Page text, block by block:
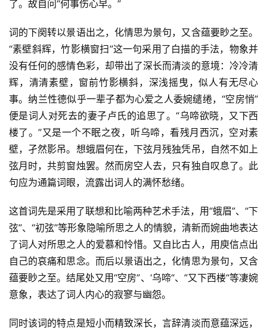
了。故自问“何事伤心早。”
词的下阕转以景语出之，化情思为景句，又含蕴要眇之至。
“素壁斜辉，竹影横窗扫”这一句采用了白描的手法，物象并
没有任何的感情色彩，却带出了深长而清淡的意境：冷冷清
辉，清清素壁，窗前竹影横斜，深浅摇曳，似人有无尽心
事。纳兰性德似乎一辈子都为心爱之人委婉缱绻，“空房悄”
便是词人对死去的妻子卢氏的追思了。“乌啼欲晓，又下西
楼了。”又是一个不眠之夜，听乌啼，看残月西沉，空对素
壁，孑然影吊。想蛾眉何在，下弦月残独凭吊，自然不如上
弦月时，共剪窗烛罢。然而房空人去，只有独自叹息了。此
句应为通篇词眼，流露出词人的满怀愁绪。
这首词先是采用了联想和比喻两种艺术手法，用“蛾眉”、“下
弦”、“初弦”等形象隐喻所思之人的情貌，清新而婉曲地表达
了词人对所思之人的爱慕和怜惜。又自比古人，用庾信点出
自己的哀痛和思念。而后以景语出之，化情思为景句，又含
蕴要眇之至。结尾处又用“空房”、‘乌啼“、”又下西楼“等凄婉
意象，表达了词人内心的寂寥与幽怨。
同时该词的特点是短小而精致深长，言辞清淡而意蕴深远，